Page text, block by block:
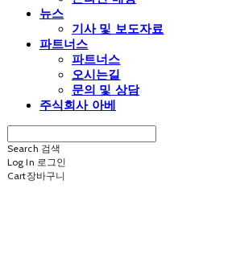
뉴스
기사 및 보도자료
파트너스
파트너스
오시는길
문의 및 상담
주식회사 아베
Search 검색
Log In 로그인
Cart장바구니